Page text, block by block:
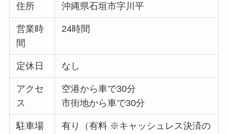
住所 沖縄県石垣市字川平
営業時
間
24時間
定休日 なし
アクセ
ス
空港から車で30分
市街地から車で30分
駐車場
有り（有料 ※キャッシュレス決済の